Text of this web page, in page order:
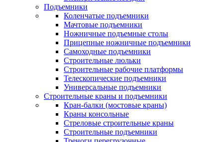
Подъемники
Коленчатые подъемники
Мачтовые подъемники
Ножничные подъемные столы
Прицепные ножничные подъемники
Самоходные подъемники
Строительные люльки
Строительные рабочие платформы
Телескопические подъемники
Универсальные подъемники
Строительные краны и подъемники
Кран-балки (мостовые краны)
Краны консольные
Стреловые строительные краны
Строительные подъемники